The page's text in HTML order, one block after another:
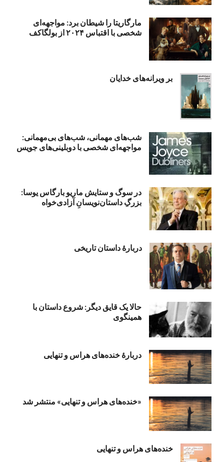
مارگاریتا را شیطان برد: مواجهه‌ای
شخصی با اقتباس ۲۰۲۴ از بولگاکف
بر ویرانه‌های خدایان
شب‌های مهمانی، شب‌های بی‌مهمانی:
مواجهه‌ای شخصی با دوبلینی‌های جویس
در سوگ و ستایش ماریو بارگاس یوسا:
بزرگِ داستان‌نویسانِ آزادی‌خواه
دربارۀ داستان تاریخی
حالا یک قایق دیگر: شروع داستان با
همینگوی
دربارهٔ خنده‌های هراس و تنهایی
«خنده‌های هراس و تنهایی» منتشر شد
خنده‌های هراس و تنهایی